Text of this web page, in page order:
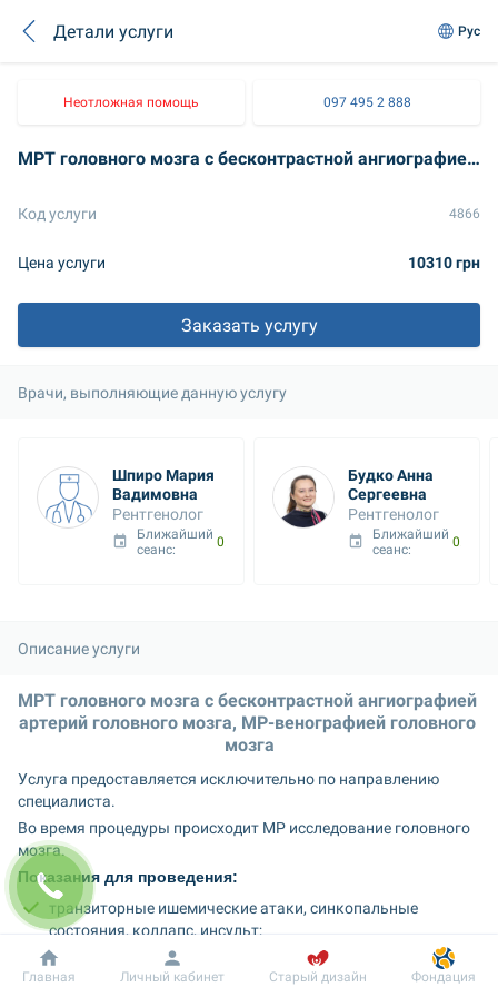
Детали услуги Рус
Неотложная помощь 097 495 2 888
МРТ головного мозга с бесконтрастной ангиографией артерий головного мозга, МР-венографией головного мозга
Код услуги 4866
Цена услуги 10310 грн
Заказать услугу
Врачи, выполняющие данную услугу
Шпиро Мария
Вадимовна
Рентгенолог
Ближайший
сеанс:
Будко Анна
Сергеевна
Рентгенолог
Ближайший
сеанс:
Описание услуги
МРТ головного мозга с бесконтрастной ангиографией
артерий головного мозга, МР-венографией головного
мозга
Услуга предоставляется исключительно по направлению
специалиста.
Во время процедуры происходит МР исследование головного
мозга.
Показания для проведения:
транзиторные ишемические атаки, синкопальные
состояния, коллапс, инсульт;
опухоли головного мозга, подозрения на опухоли
головного мозга, метастазы, папиллоэдема;
Добробут Информация Пациенту
Главная Личный кабинет Старый дизайн Фондация